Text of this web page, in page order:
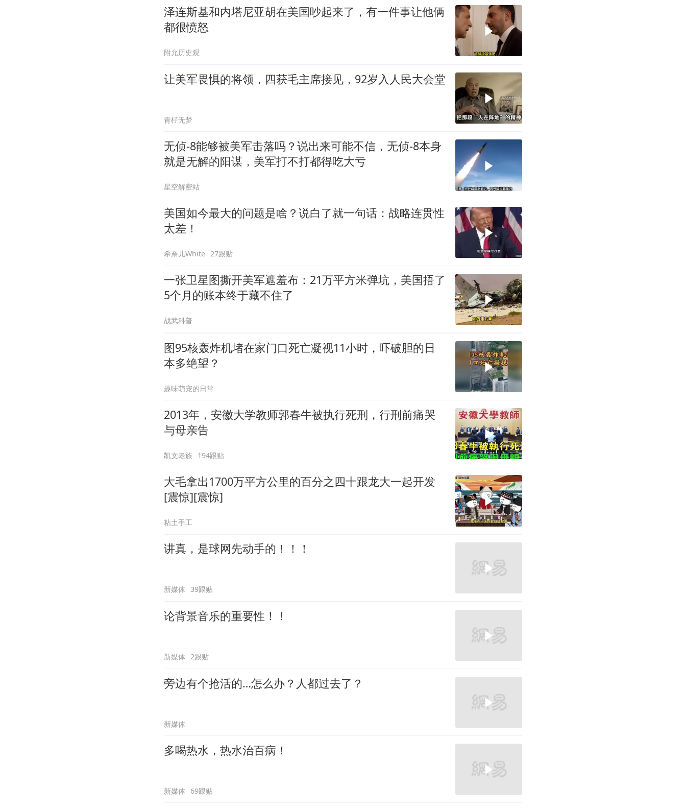
泽连斯基和内塔尼亚胡在美国吵起来了，有一件事让他俩
都很愤怒
附允历史观
让美军畏惧的将领，四获毛主席接见，92岁入人民大会堂
青杍无梦
无侦-8能够被美军击落吗？说出来可能不信，无侦-8本身
就是无解的阳谋，美军打不打都得吃大亏
星空解密站
美国如今最大的问题是啥？说白了就一句话：战略连贯性
太差！
希奈儿White 27跟贴
一张卫星图撕开美军遮羞布：21万平方米弹坑，美国捂了
5个月的账本终于藏不住了
战武科普
图95核轰炸机堵在家门口死亡凝视11小时，吓破胆的日
本多绝望？
趣味萌宠的日常
2013年，安徽大学教师郭春牛被执行死刑，行刑前痛哭
与母亲告
凯文老族 194跟贴
大毛拿出1700万平方公里的百分之四十跟龙大一起开发
[震惊][震惊]
粘土手工
讲真，是球网先动手的！！！
新媒体 39跟贴
论背景音乐的重要性！！
新媒体 2跟贴
旁边有个抢活的…怎么办？人都过去了？
新媒体
多喝热水，热水治百病！
新媒体 69跟贴